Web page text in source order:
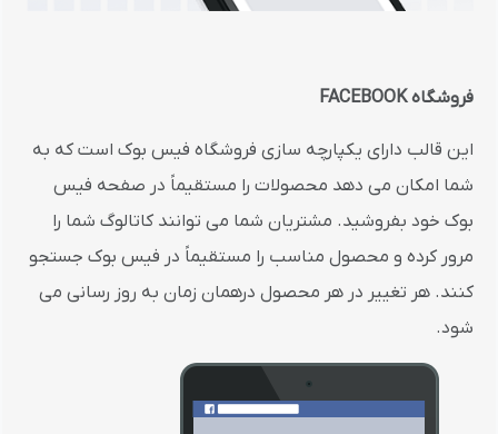
فروشگاه FACEBOOK
این قالب دارای یکپارچه سازی فروشگاه فیس بوک است که به
شما امکان می دهد محصولات را مستقیماً در صفحه فیس
بوک خود بفروشید. مشتریان شما می توانند کاتالوگ شما را
مرور کرده و محصول مناسب را مستقیماً در فیس بوک جستجو
کنند. هر تغییر در هر محصول درهمان زمان به روز رسانی می
شود.